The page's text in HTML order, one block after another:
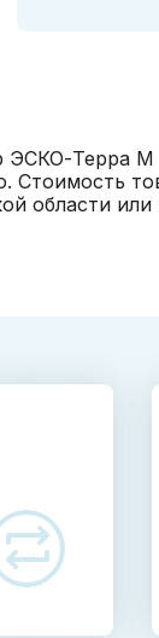
ЭСКО-Терра
Стоимость
области